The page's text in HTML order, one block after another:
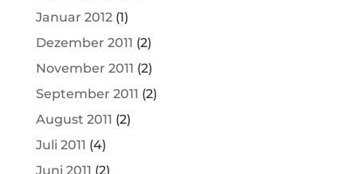
Januar 2012(1)
Dezember 2011 (2)
November 2011 (2)
September 2011 (2)
August 2011 (2)
Juli 2011 (4)
Juni 2011 (2)